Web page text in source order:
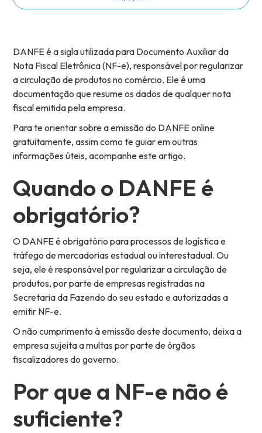
DANFE é a sigla utilizada para Documento Auxiliar da
Nota Fiscal Eletrônica (NF-e), responsável por regularizar
a circulação de produtos no comércio. Ele é uma
documentação que resume os dados de qualquer nota
fiscal emitida pela empresa.
Para te orientar sobre a emissão do DANFE online
gratuitamente, assim como te guiar em outras
informações úteis, acompanhe este artigo.
Quando o DANFE é
obrigatório?
O DANFE é obrigatório para processos de logística e
tráfego de mercadorias estadual ou interestadual. Ou
seja, ele é responsável por regularizar a circulação de
produtos, por parte de empresas registradas na
Secretaria da Fazendo do seu estado e autorizadas a
emitir NF-e.
O não cumprimento à emissão deste documento, deixa a
empresa sujeita a multas por parte de órgãos
fiscalizadores do governo.
Por que a NF-e não é
suficiente?